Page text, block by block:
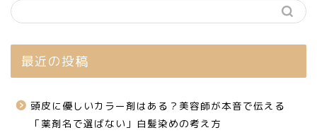
最近の投稿
頭皮に優しいカラー剤はある？美容師が本音で伝える
「薬剤名で選ばない」白髪染めの考え方